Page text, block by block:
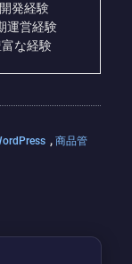
発経験
運営経験
な経験
, 商品管